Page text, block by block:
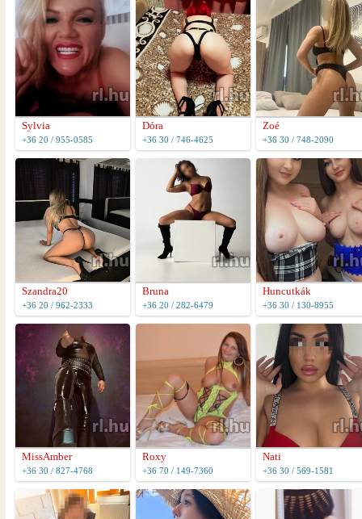
Sylvia
+36 20 / 955-0585
Dóra
+36 30 / 746-4625
Zoé
+36 30 / 748-2090
Szandra20
+36 20 / 962-2333
Bruna
+36 20 / 282-6479
Huncutkák
+36 30 / 130-8955
MissAmber
+36 30 / 827-4768
Roxy
+36 70 / 149-7360
Nati
+36 30 / 569-1581